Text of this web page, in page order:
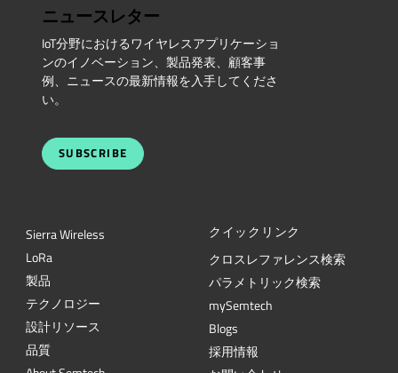
ニュースレター
IoT分野におけるワイヤレスアプリケーショ
ンのイノベーション、製品発表、顧客事
例、ニュースの最新情報を入手してくださ
い。
SUBSCRIBE
Sierra Wireless
LoRa
製品
テクノロジー
設計リソース
品質
クイックリンク
クロスレファレンス検索
パラメトリック検索
mySemtech
Blogs
採用情報